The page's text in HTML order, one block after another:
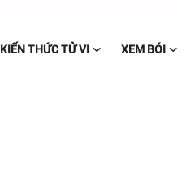
KIẾN THỨC TỬ VI XEM BÓI